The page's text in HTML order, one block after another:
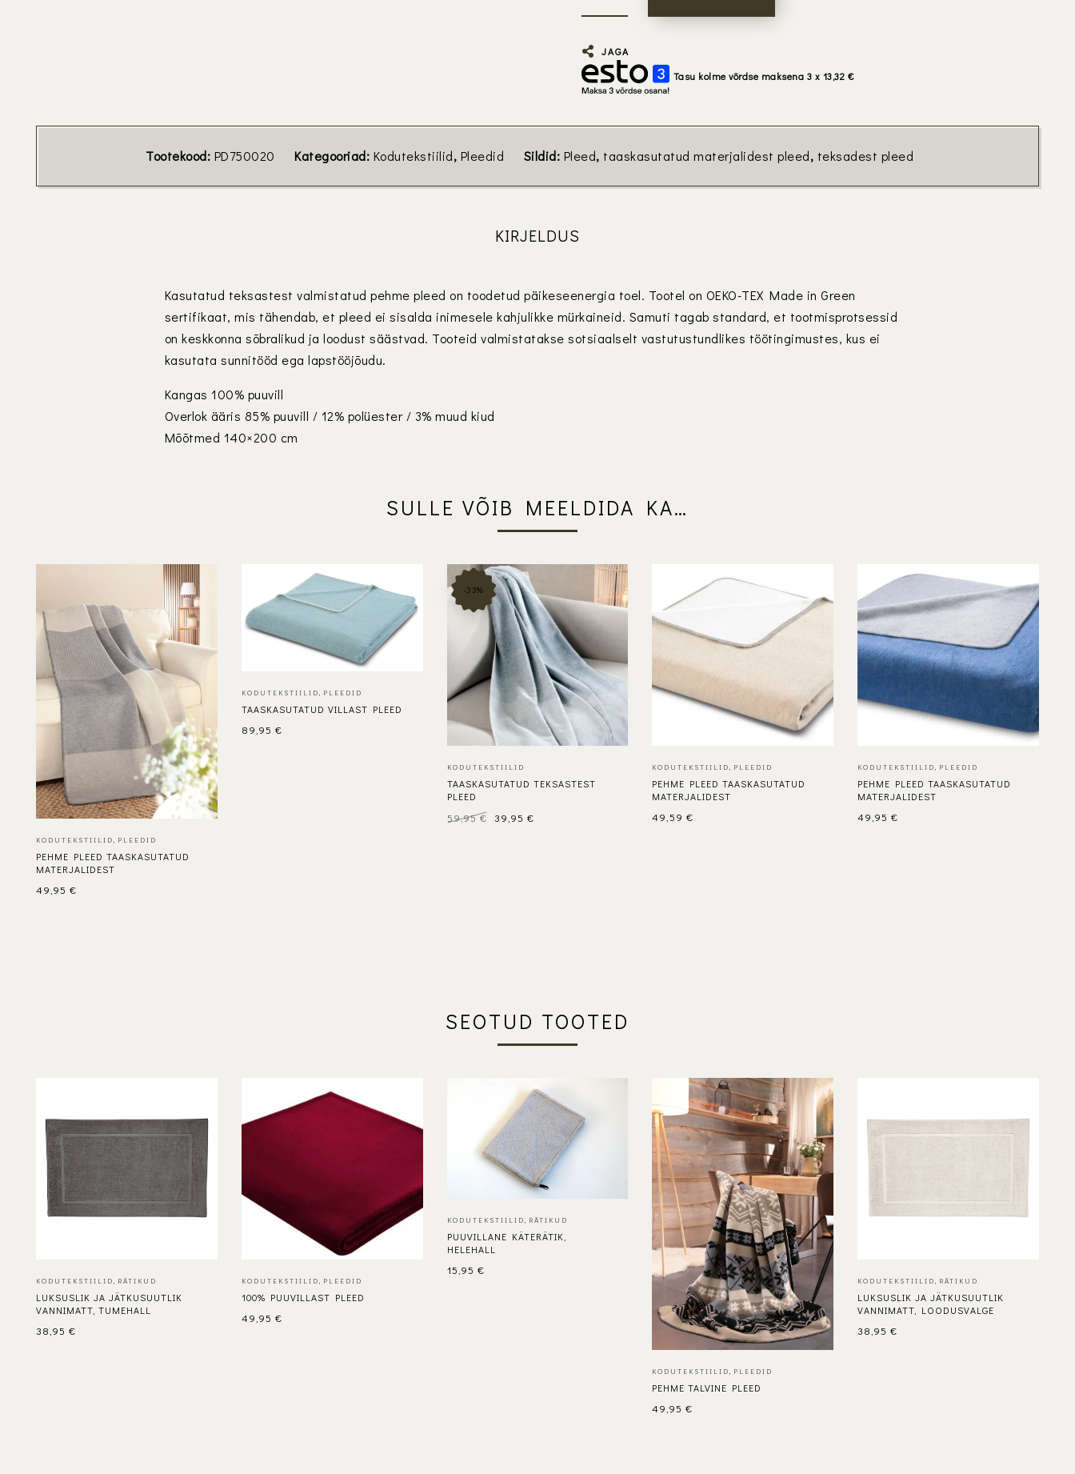
JAGA
Tasu kolme võrdse maksena 3 x 13,32 €
Tootekood: PD750020 Kategooriad: Kodutekstiilid, Pleedid Sildid: Pleed, taaskasutatud materjalidest pleed, teksadest pleed
KIRJELDUS
Kasutatud teksastest valmistatud pehme pleed on toodetud päikeseenergia toel. Tootel on OEKO-TEX Made in Green
sertifikaat, mis tähendab, et pleed ei sisalda inimesele kahjulikke mürkaineid. Samuti tagab standard, et tootmisprotsessid
on keskkonna sõbralikud ja loodust säästvad. Tooteid valmistatakse sotsiaalselt vastutustundlikes töötingimustes, kus ei
kasutata sunnitööd ega lapstööjõudu.
Kangas 100% puuvill
Overlok ääris 85% puuvill / 12% polüester / 3% muud kiud
Mõõtmed 140×200 cm
SULLE VÕIB MEELDIDA KA…
KODUTEKSTIILID PLEEDID
PEHME PLEED TAASKASUTATUD
MATERJALIDEST
49,95 €
KODUTEKSTIILID PLEEDID
TAASKASUTATUD VILLAST PLEED
89,95 €
-33%
KODUTEKSTIILID
TAASKASUTATUD TEKSASTEST
PLEED
59,95€ hind
oli:
39,95 €price
is:
KODUTEKSTIILID PLEEDID
PEHME PLEED TAASKASUTATUD
MATERJALIDEST
49,59€
KODUTEKSTIILID PLEEDID
PEHME PLEED TAASKASUTATUD
MATERJALIDEST
49,95€
SEOTUD TOOTED
KODUTEKSTIILID RÄTIKUD
LUKSUSLIK JA JÄTKUSUUTLIK
VANNIMATT, TUMEHALL
38,95 €
KODUTEKSTIILID PLEEDID
100% PUUVILLAST PLEED
49,95 €
KODUTEKSTIILID RÄTIKUD
PUUVILLANE KÄTERÄTIK,
HELEHALL
15,95 €
KODUTEKSTIILID PLEEDID
PEHME TALVINE PLEED
49,95€
KODUTEKSTIILID RÄTIKUD
LUKSUSLIK JA JÄTKUSUUTLIK
VANNIMATT, LOODUSVALGE
38,95€